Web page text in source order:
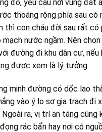
đó, yêu cầu nơi vùng đất
thoáng rộng phía sau có
thì con cháu đời sau rất có
mạch nước ngầm. Nên
đường đi khu dân cư, nếu
được xem là lý tưởng.
minh đường có dốc lao
vào ý lo sợ gia trạch đi
ra, vị trí an táng cũng
rác bẩn hay nơi có